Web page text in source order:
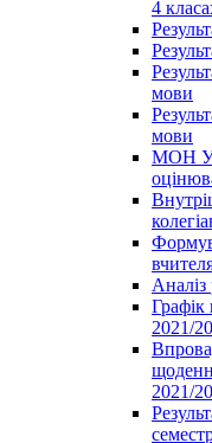
4
мови
мови
МОН
Аналіз
Графік
2021/
2021/